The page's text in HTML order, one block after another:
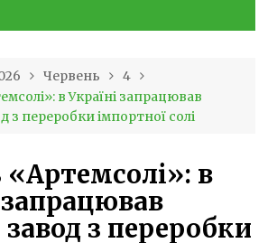
Червень
4
в Україні запрацював
з переробки імпортної солі
«Артемсолі»: в
запрацював
з переробки